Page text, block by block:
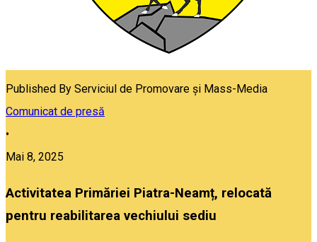
Published By Serviciul de Promovare și Mass-Media
Comunicat de presă
•
Mai 8, 2025
Activitatea Primăriei Piatra-Neamț, relocată
pentru reabilitarea vechiului sediu